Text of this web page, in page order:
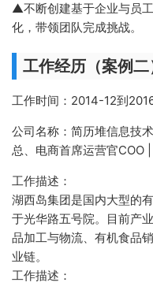
▲不断创建基于企业与员
化，带领团队完成挑战。
工作经历（案例二
工作时间：2014-12到
公司名称：简历堆信息技
总、电商首席运营官COO |
工作描述：
湖西岛集团是国内大型的
于光华路五号院。目前产
品加工与物流、有机食品
业链。
工作描述：